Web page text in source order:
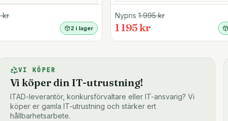
kr
2 i lager
Nypris 1 995kr
1 195 kr
VI KÖPER
Vi köper din IT-utrustning!
ITAD-leverantör, konkursförvaltare eller IT-ansvarig? Vi
köper er gamla IT-utrustning och stärker ert
hållbarhetsarbete.